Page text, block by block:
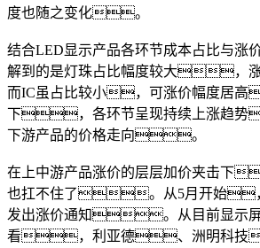
度也随之变化。
结合LED显示产品各环节成本占比与
解到的是灯珠占比幅度较大，
而IC虽占比较小，可涨价幅度居
下，各环节呈现持续上涨趋
下游产品的价格走向。
在上中游产品涨价的层层加价夹击下
也扛不住了。从5月开始，
发出涨价通知。从目前显示屏
看，利亚德、洲明科